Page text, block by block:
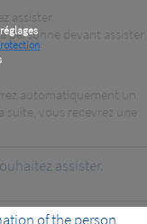
assister.
personne devant assister
automatiquement un
suite, vous recevrez une
assister.
of the person